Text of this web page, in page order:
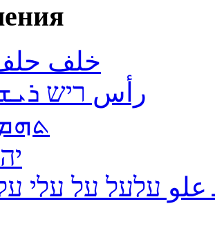
خلف
رأس ריש
עלעל על עלי